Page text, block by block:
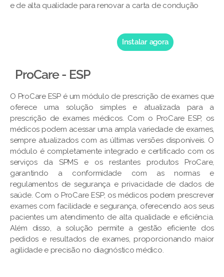
e de alta qualidade para renovar a carta de condução
Instalar agora
ProCare - ESP
O ProCare ESP é um módulo de prescrição de exames que
oferece uma solução simples e atualizada para a
prescrição de exames médicos. Com o ProCare ESP, os
médicos podem acessar uma ampla variedade de exames,
sempre atualizados com as últimas versões disponíveis. O
módulo é completamente integrado e certificado com os
serviços da SPMS e os restantes produtos ProCare,
garantindo a conformidade com as normas e
regulamentos de segurança e privacidade de dados de
saúde. Com o ProCare ESP, os médicos podem prescrever
exames com facilidade e segurança, oferecendo aos seus
pacientes um atendimento de alta qualidade e eficiência.
Além disso, a solução permite a gestão eficiente dos
pedidos e resultados de exames, proporcionando maior
agilidade e precisão no diagnóstico médico.